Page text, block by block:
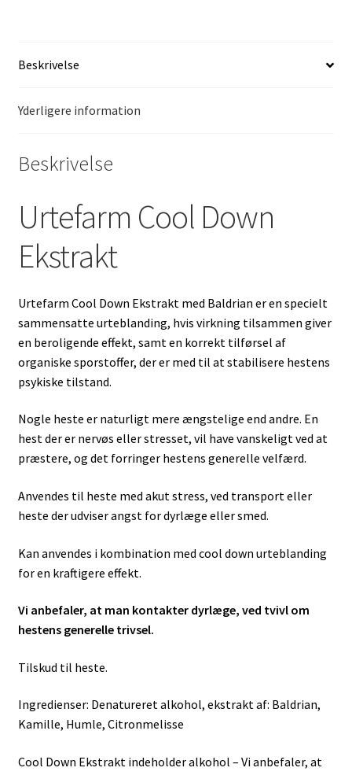
Beskrivelse
Yderligere information
Beskrivelse
Urtefarm Cool Down
Ekstrakt
Urtefarm Cool Down Ekstrakt med Baldrian er en specielt
sammensatte urteblanding, hvis virkning tilsammen giver
en beroligende effekt, samt en korrekt tilførsel af
organiske sporstoffer, der er med til at stabilisere hestens
psykiske tilstand.
Nogle heste er naturligt mere ængstelige end andre. En
hest der er nervøs eller stresset, vil have vanskeligt ved at
præstere, og det forringer hestens generelle velfærd.
Anvendes til heste med akut stress, ved transport eller
heste der udviser angst for dyrlæge eller smed.
Kan anvendes i kombination med cool down urteblanding
for en kraftigere effekt.
Vi anbefaler, at man kontakter dyrlæge, ved tvivl om
hestens generelle trivsel.
Tilskud til heste.
Ingredienser: Denatureret alkohol, ekstrakt af: Baldrian,
Kamille, Humle, Citronmelisse
Cool Down Ekstrakt indeholder alkohol – Vi anbefaler, at